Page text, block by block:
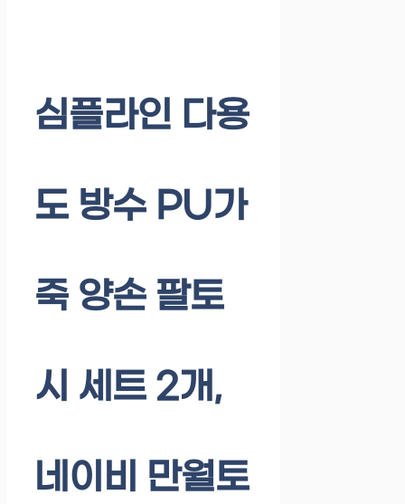
심플라인 다용
도 방수 PU가
죽 양손 팔토
시 세트 2개,
네이비 만월토